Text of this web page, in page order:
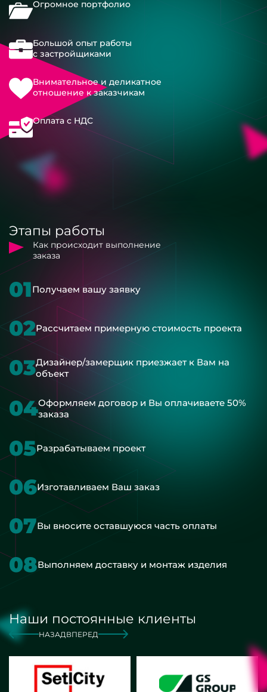
Огромное портфолио
Большой опыт работы
с застройщиками
Внимательное и деликатное
отношение к заказчикам
Оплата с НДС
Этапы работы
Как происходит выполнение
заказа
01Получаем вашу заявку
02Рассчитаем примерную стоимость проекта
03Дизайнер/замерщик приезжает к Вам на
объект
04Оформляем договор и Вы оплачиваете 50%
заказа
05Разрабатываем проект
06Изготавливаем Ваш заказ
07Вы вносите оставшуюся часть оплаты
08Выполняем доставку и монтаж изделия
Наши постоянные клиенты
НАЗАД ВПЕРЕД